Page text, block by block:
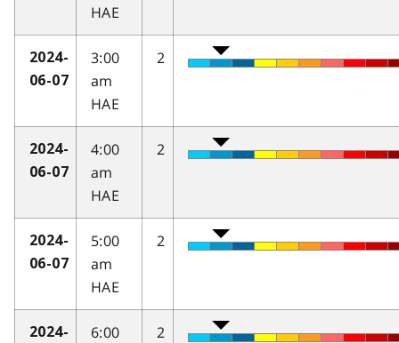
HAE
2024-
06-07
3:00
am
HAE
2
2024-
06-07
4:00
am
HAE
2
2024-
06-07
5:00
am
HAE
2
2024-
6:00
2